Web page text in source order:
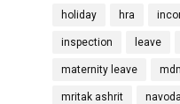
holiday hra
inspection leave
maternity leave
mritak ashrit